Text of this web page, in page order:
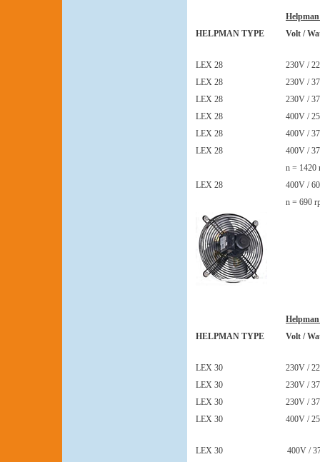
HELPMAN TYPE
Volt /
LEX 28
230V /
LEX 28
230V /
LEX 28
230V /
LEX 28
400V /
LEX 28
400V /
LEX 28
400V /
n = 1420
LEX 28
400V /
n = 690
HELPMAN TYPE
Volt /
LEX 30
230V /
LEX 30
230V /
LEX 30
230V /
LEX 30
400V /
LEX 30
400V /